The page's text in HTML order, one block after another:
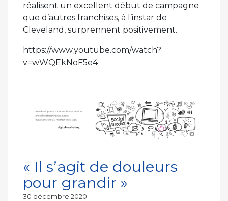
réalisent un excellent début de campagne
que d’autres franchises, à l’instar de
Cleveland, surprennent positivement.
https://www.youtube.com/watch?
v=wWQEkNoF5e4
« Il s’agit de douleurs
pour grandir »
Publié
30 décembre 2020